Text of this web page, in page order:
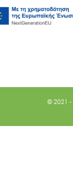
© 2021 -